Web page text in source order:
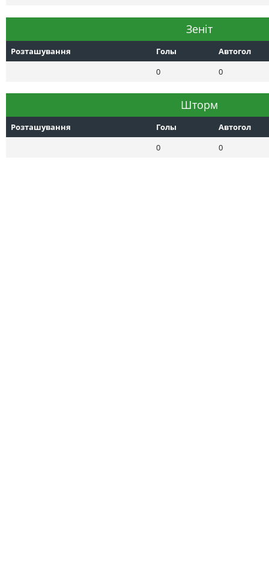
Зеніт
Розташування Голы
Автогол
0
0
Шторм
Розташування Голы
Автогол
0
0